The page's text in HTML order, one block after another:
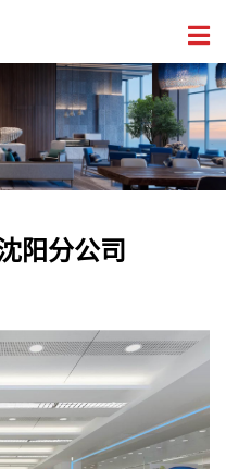
阳分公司